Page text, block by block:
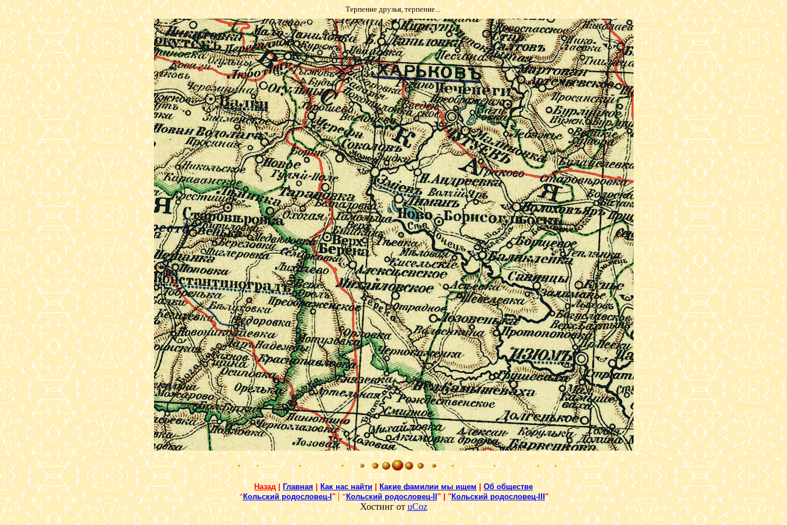
Терпение друзья, терпение...
Назад |Главная|Как нас найти|Какие фамилии мы ищем|Об обществе
"Кольский родословец-I"|"Кольский родословец-II" | "Кольский родословец-III"
Хостинг отuCoz